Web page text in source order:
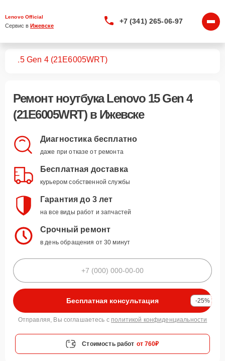
Lenovo Official
Сервис в Ижевске
+7 (341) 265-06-97
15 Gen 4 (21E6005WRT)
Ремонт ноутбука Lenovo 15 Gen 4
(21E6005WRT)в Ижевске
Диагностика бесплатно
даже при отказе от ремонта
Бесплатная доставка
курьером собственной службы
Гарантия до 3 лет
на все виды работ и запчастей
Срочный ремонт
в день обращения от 30 минут
Бесплатная консультация -25%
Отправляя, Вы соглашаетесь с политикой конфиденциальности
Стоимость работ от 760₽